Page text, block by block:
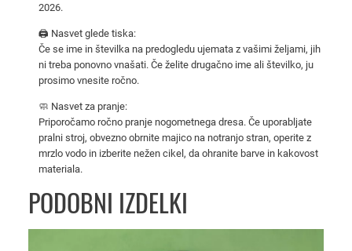
2026.
🖨️ Nasvet glede tiska:
Če se ime in številka na predogledu ujemata z vašimi željami, jih
ni treba ponovno vnašati. Če želite drugačno ime ali številko, ju
prosimo vnesite ročno.
🧼 Nasvet za pranje:
Priporočamo ročno pranje nogometnega dresa. Če uporabljate
pralni stroj, obvezno obrnite majico na notranjo stran, operite z
mrzlo vodo in izberite nežen cikel, da ohranite barve in kakovost
materiala.
PODOBNI IZDELKI